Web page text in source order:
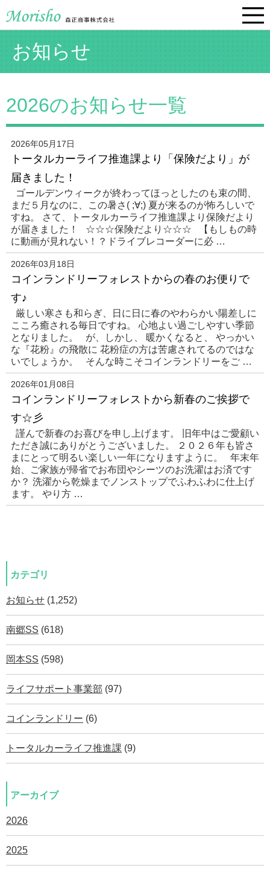
お知らせ
2026のお知らせ一覧
2026年05月17日
トータルカーライフ推進課より「保険だより」が
届きました！
ゴールデンウィークが終わってほっとしたのも束の間、
まだ５月なのに、この暑さ( ;∀;) 夏が来るのが怖ろしいで
すね。 さて、トータルカーライフ推進課より保険だより
が届きました！ ☆☆☆保険だより☆☆☆ 【もしもの時
に動画が見れない！？ドライブレコーダーに必 …
2026年03月18日
コインランドリーフォレストからの春のお便りで
す♪
厳しい寒さも和らぎ、日に日に春のやわらかい陽差しに
こころ癒される毎日ですね。 心地よい過ごしやすい季節
となりました。 が、しかし、 暖かくなると、 やっかい
な『花粉』の飛散に 花粉症の方は苦慮されてるのではな
いでしょうか。 そんな時こそコインランドリーをご …
2026年01月08日
コインランドリーフォレストから新春のご挨拶で
す☆彡
謹んで新春のお喜びを申し上げます。 旧年中はご愛顧い
ただき誠にありがとうございました。 ２０２６年も皆さ
まにとって明るい楽しい一年になりますように。 年末年
始、ご家族が帰省でお布団やシーツのお洗濯はお済です
か？ 洗濯から乾燥までノンストップでふわふわに仕上げ
ます。 やり方 …
カテゴリ
お知らせ (1,252)
南郷SS (618)
岡本SS (598)
ライフサポート事業部 (97)
コインランドリー (6)
トータルカーライフ推進課 (9)
アーカイブ
2026
2025